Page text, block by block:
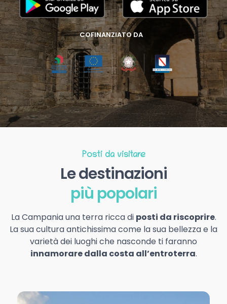
COFINANZIATO DA
Posti da visitare
Le destinazioni
più popolari
La Campania una terra ricca di posti da riscoprire.
La sua cultura antichissima come la sua bellezza e la
varietà dei luoghi che nasconde ti faranno
innamorare dalla costa all’entroterra.